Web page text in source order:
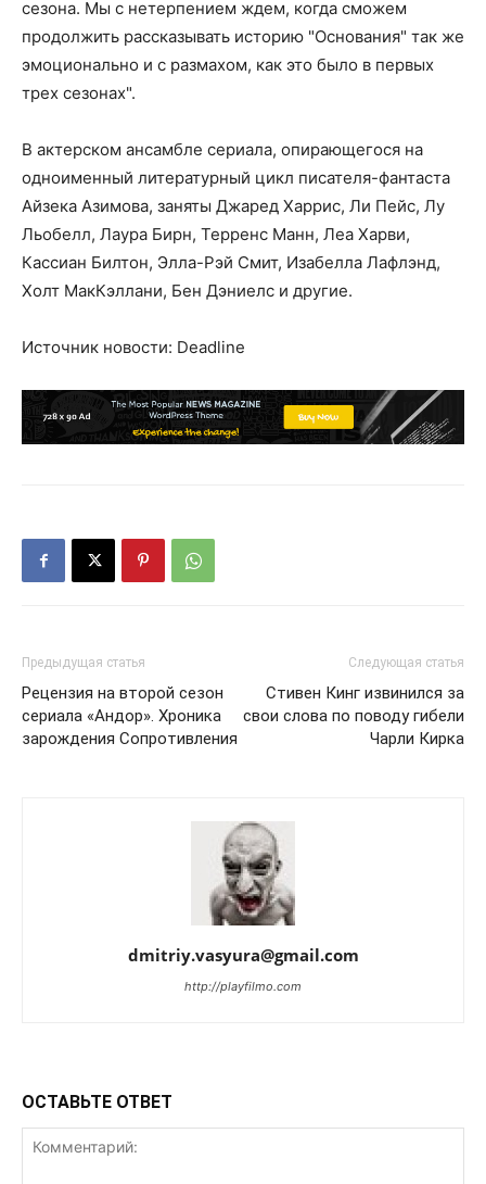
сезона. Мы с нетерпением ждем, когда сможем
продолжить рассказывать историю "Основания" так же
эмоционально и с размахом, как это было в первых
трех сезонах".
В актерском ансамбле сериала, опирающегося на
одноименный литературный цикл писателя-фантаста
Айзека Азимова, заняты Джаред Харрис, Ли Пейс, Лу
Льобелл, Лаура Бирн, Терренс Манн, Леа Харви,
Кассиан Билтон, Элла-Рэй Смит, Изабелла Лафлэнд,
Холт МакКэллани, Бен Дэниелс и другие.
Источник новости: Deadline
Предыдущая статья
Рецензия на второй сезон
сериала «Андор». Хроника
зарождения Сопротивления
Следующая статья
Стивен Кинг извинился за
свои слова по поводу гибели
Чарли Кирка
dmitriy.vasyura@gmail.com
http://playfilmo.com
ОСТАВЬТЕ ОТВЕТ